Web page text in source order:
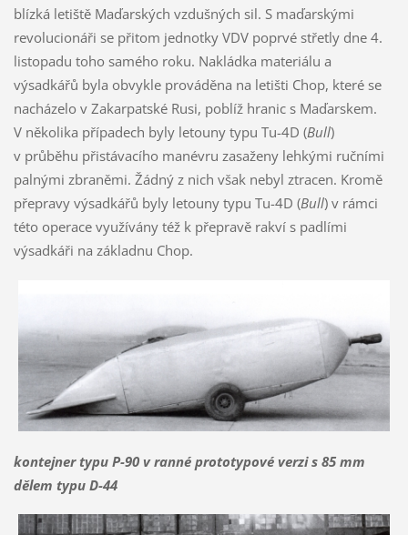
blízká letiště Maďarských vzdušných sil. S maďarskými
revolucionáři se přitom jednotky VDV poprvé střetly dne 4.
listopadu toho samého roku. Nakládka materiálu a
výsadkářů byla obvykle prováděna na letišti Chop, které se
nacházelo v Zakarpatské Rusi, poblíž hranic s Maďarskem.
V několika případech byly letouny typu Tu-4D (Bull)
v průběhu přistávacího manévru zasaženy lehkými ručními
palnými zbraněmi. Žádný z nich však nebyl ztracen. Kromě
přepravy výsadkářů byly letouny typu Tu-4D (Bull) v rámci
této operace využívány též k přepravě rakví s padlími
výsadkáři na základnu Chop.
kontejner typu P-90 v ranné prototypové verzi s 85 mm
dělem typu D-44